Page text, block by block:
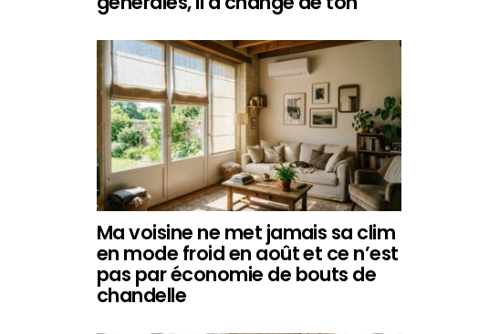
Ma voisine ne met jamais sa clim
en mode froid en août et ce n’est
pas par économie de bouts de
chandelle